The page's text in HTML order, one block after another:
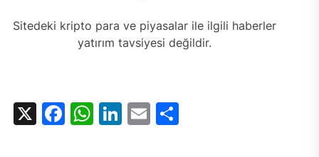
Sitedeki kripto para ve piyasalar ile ilgili haberler
yatırım tavsiyesi değildir.
X Facebook
WhatsApp
LinkedIn
Email